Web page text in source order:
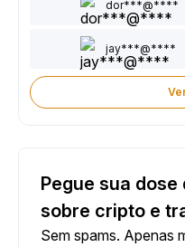
dor***@****
jay***@****
Pegue sua
sobre cripto e
Sem spams. Apenas